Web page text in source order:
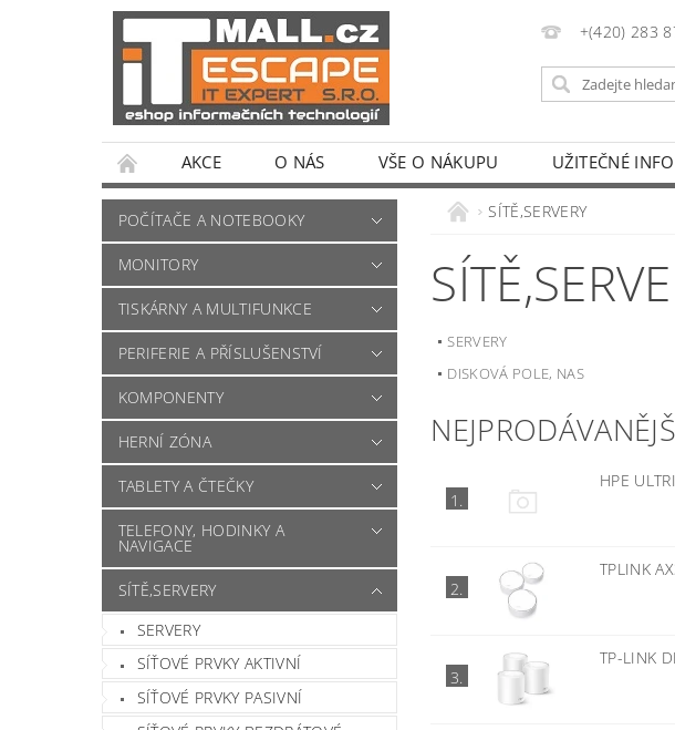
+(420) 283
AKCE O NÁS VŠE O NÁKUPU UŽITEČNÉ
POČÍTAČE A NOTEBOOKY
MONITORY
TISKÁRNY A MULTIFUNKCE
PERIFERIE A PŘÍSLUŠENSTVÍ
KOMPONENTY
HERNÍ ZÓNA
TABLETY A ČTEČKY
TELEFONY, HODINKY A
NAVIGACE
SÍTĚ,SERVERY
SERVERY
SÍŤOVÉ PRVKY AKTIVNÍ
SÍŤOVÉ PRVKY PASIVNÍ
SÍTĚ,SERVERY
SERVERY
DISKOVÁ POLE, NAS
1.
HPE
2.
TPLINK
3.
TP-LINK